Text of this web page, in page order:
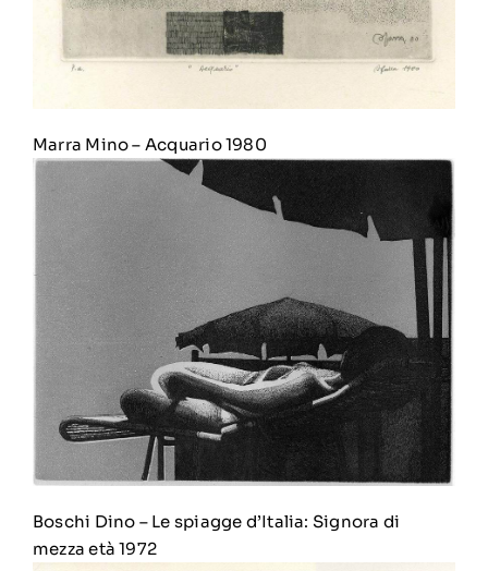
Marra Mino– Acquario 1980
Boschi Dino –Le spiagge d’Italia: Signora di
mezza età 1972